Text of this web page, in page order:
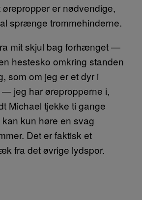
er nødvendige,
sprænge trommehinderne.
mit skjul bag forhænget —
hestesko omkring standen
som om jeg er et dyr i
jeg har ørepropperne i,
Michael tjekke ti gange
kun høre en svag
Det er faktisk et
fra det øvrige lydspor.